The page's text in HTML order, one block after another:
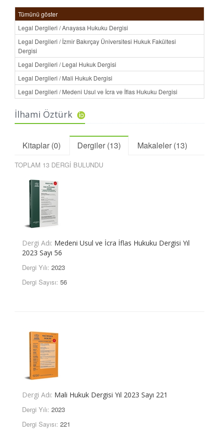
Tümünü göster
Legal Dergileri / Anayasa Hukuku Dergisi
Legal Dergileri / İzmir Bakırçay Üniversitesi Hukuk Fakültesi
Dergisi
Legal Dergileri / Legal Hukuk Dergisi
Legal Dergileri / Mali Hukuk Dergisi
Legal Dergileri / Medeni Usul ve İcra ve İflas Hukuku Dergisi
İlhami Öztürk
Kitaplar (0) Dergiler (13) Makaleler (13)
TOPLAM 13 DERGİ BULUNDU
Dergi Adı: Medeni Usul ve İcra İflas Hukuku Dergisi Yıl
2023 Sayı 56
Dergi Yılı: 2023
Dergi Sayısı: 56
Dergi Adı: Mali Hukuk Dergisi Yıl 2023 Sayı 221
Dergi Yılı: 2023
Dergi Sayısı: 221